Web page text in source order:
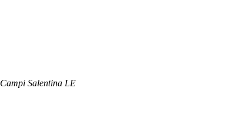
Salentina LE